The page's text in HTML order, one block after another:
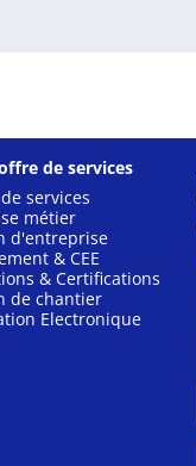
de services
services
métier
d'entreprise
& CEE
& Certifications
de chantier
Electronique